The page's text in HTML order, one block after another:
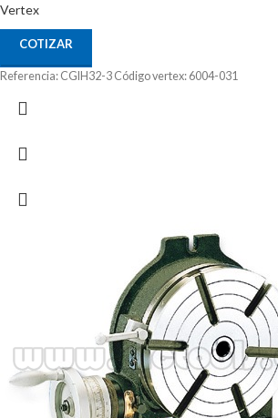
Vertex
COTIZAR
Referencia: CGIH32-3 Código vertex: 6004-031